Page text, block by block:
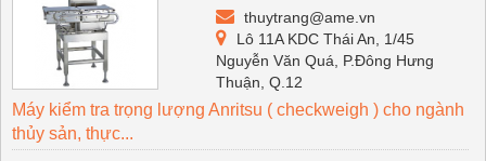
thuytrang@ame.vn
Lô 11A KDC Thái An, 1/45
Nguyễn Văn Quá, P.Đông Hưng
Thuận, Q.12
Máy kiểm tra trọng lượng Anritsu ( checkweigh ) cho ngành
thủy sản, thực...